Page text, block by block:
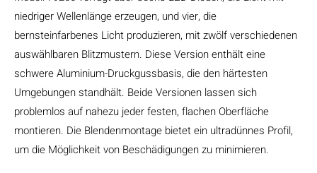
niedriger Wellenlänge erzeugen, und vier, die
bernsteinfarbenes Licht produzieren, mit zwölf verschiedenen
auswählbaren Blitzmustern. Diese Version enthält eine
schwere Aluminium-Druckgussbasis, die den härtesten
Umgebungen standhält. Beide Versionen lassen sich
problemlos auf nahezu jeder festen, flachen Oberfläche
montieren. Die Blendenmontage bietet ein ultradünnes Profil,
um die Möglichkeit von Beschädigungen zu minimieren.